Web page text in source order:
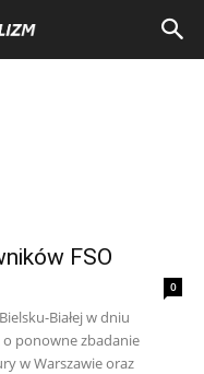
FSO
0
Białej w dniu
o ponowne zbadanie
w Warszawie oraz